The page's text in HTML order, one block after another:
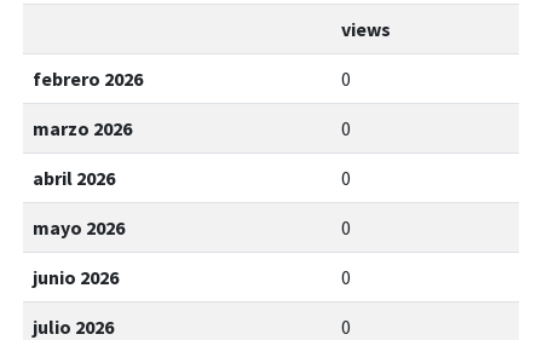
views
febrero 2026 0
marzo 2026 0
abril 2026 0
mayo 2026 0
junio 2026 0
julio 2026 0